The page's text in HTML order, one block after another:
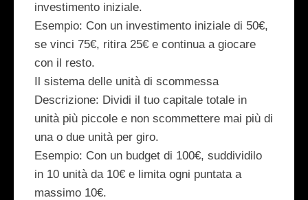
investimento iniziale.
Esempio: Con un investimento iniziale di 50€,
se vinci 75€, ritira 25€ e continua a giocare
con il resto.
Il sistema delle unità di scommessa
Descrizione: Dividi il tuo capitale totale in
unità più piccole e non scommettere mai più di
una o due unità per giro.
Esempio: Con un budget di 100€, suddividilo
in 10 unità da 10€ e limita ogni puntata a
massimo 10€.